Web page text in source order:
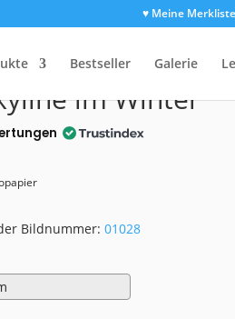
♥ Meine Merkliste
Bestseller Galerie
im Winter
Bildnummer:01028